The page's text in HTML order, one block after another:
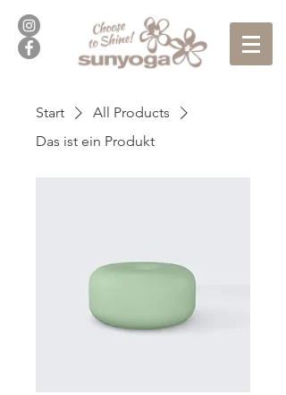
Start
All Products
Das ist ein Produkt